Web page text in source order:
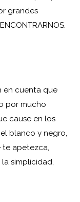
grandes
en cuenta que
por mucho
cause en los
blanco y negro,
te apetezca,
simplicidad,